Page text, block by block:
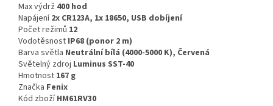
Max výdrž 400 hod
Napájení2x CR123A, 1x 18650, USB dobíjení
Počet režimů 12
Vodotěsnost IP68 (ponor 2 m)
Barva světla Neutrální bílá (4000-5000 K), Červená
Světelný zdroj Luminus SST-40
Hmotnost 167 g
Značka Fenix
Kód zbožíHM61RV30